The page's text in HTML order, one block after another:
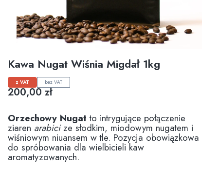
Kawa Nugat Wiśnia Migdał 1kg
z VAT bez VAT
Cena
200,00 zł
Orzechowy Nugatto intrygujące połączenie
ziaren arabicize słodkim, miodowym nugatem i
wiśniowym niuansem w tle. Pozycja obowiązkowa
do spróbowania dla wielbicieli kaw
aromatyzowanych.